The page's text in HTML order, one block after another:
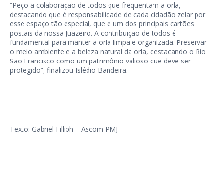
“Peço a colaboração de todos que frequentam a orla,
destacando que é responsabilidade de cada cidadão zelar por
esse espaço tão especial, que é um dos principais cartões
postais da nossa Juazeiro. A contribuição de todos é
fundamental para manter a orla limpa e organizada. Preservar
o meio ambiente e a beleza natural da orla, destacando o Rio
São Francisco como um patrimônio valioso que deve ser
protegido”, finalizou Islédio Bandeira.
—
Texto: Gabriel Filliph – Ascom PMJ